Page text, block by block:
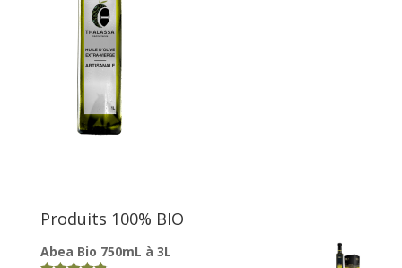
Produits 100% BIO
Abea Bio 750mL à 3L